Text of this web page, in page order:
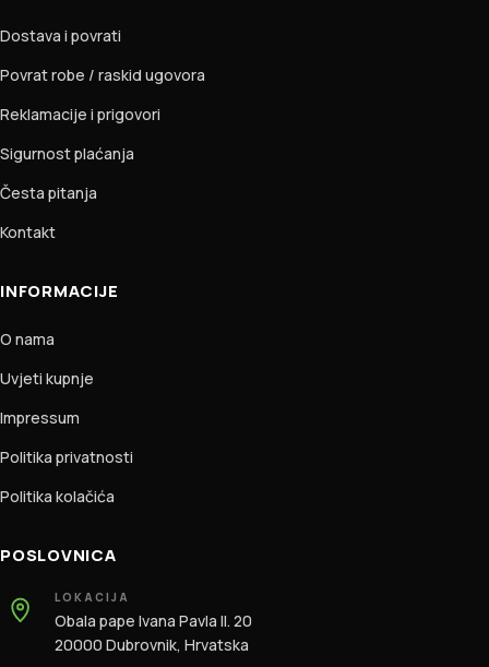
Dostava i povrati
Povrat robe / raskid ugovora
Reklamacije i prigovori
Sigurnost plaćanja
Česta pitanja
Kontakt
INFORMACIJE
O nama
Uvjeti kupnje
Impressum
Politika privatnosti
Politika kolačića
POSLOVNICA
LOKACIJA
Obala pape Ivana Pavla II. 20
20000 Dubrovnik, Hrvatska